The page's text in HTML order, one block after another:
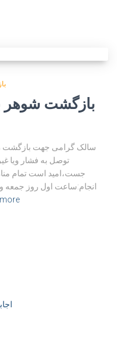
بازگشت شوهر
سالک گرامی جهت بازگشت
توصل به فشار ویا
جست،امید است تمام
انجام:ساعت اول روز جمعه